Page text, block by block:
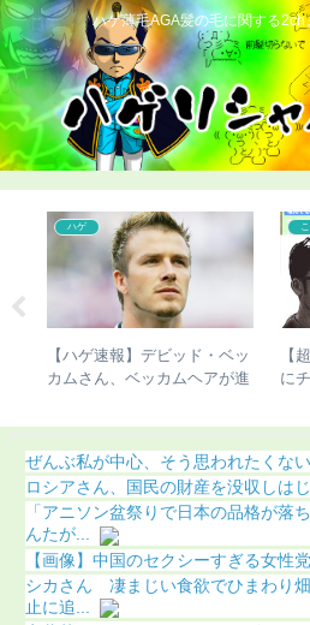
ハゲ薄毛AGA髪の毛に関する2ch
ハゲ
【ハゲ速報】デビッド・ベッ
カムさん、ベッカムヘアが進
【
に
ぜんぶ私が中心、そう思われたくな
ロシアさん、国民の財産を没収しは
「アニソン盆祭りで日本の品格が落
んたが...
【画像】中国のセクシーすぎる女性
シカさん 凄まじい食欲でひまわり
止に追...